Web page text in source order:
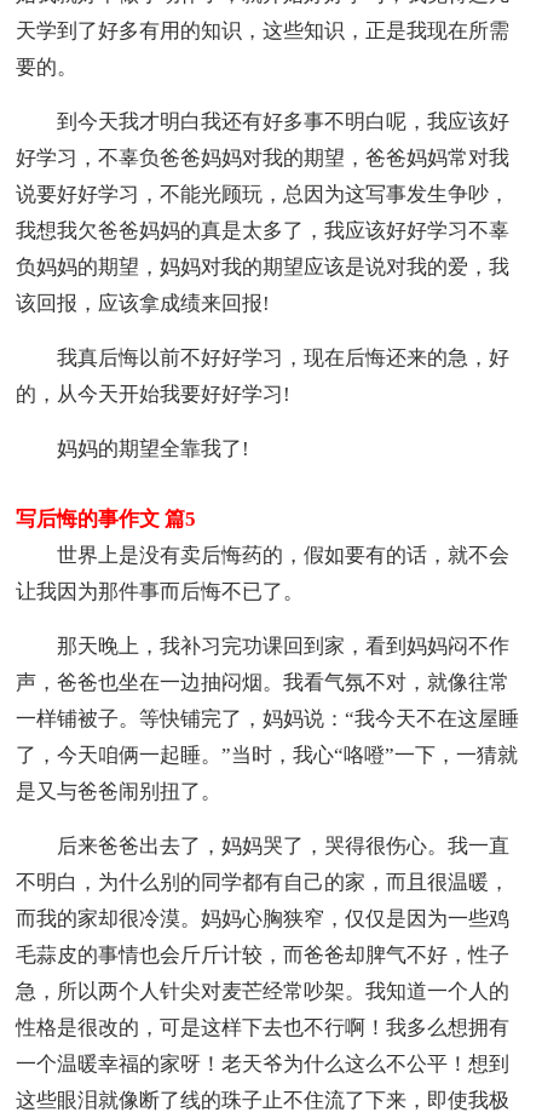
天学到了好多有用的知识，这些知识，正是我现在所需
要的。
到今天我才明白我还有好多事不明白呢，我应该好
好学习，不辜负爸爸妈妈对我的期望，爸爸妈妈常对我
说要好好学习，不能光顾玩，总因为这写事发生争吵，
我想我欠爸爸妈妈的真是太多了，我应该好好学习不辜
负妈妈的期望，妈妈对我的期望应该是说对我的爱，我
该回报，应该拿成绩来回报!
我真后悔以前不好好学习，现在后悔还来的急，好
的，从今天开始我要好好学习!
妈妈的期望全靠我了!
写后悔的事作文 篇5
世界上是没有卖后悔药的，假如要有的话，就不会
让我因为那件事而后悔不已了。
那天晚上，我补习完功课回到家，看到妈妈闷不作
声，爸爸也坐在一边抽闷烟。我看气氛不对，就像往常
一样铺被子。等快铺完了，妈妈说：“我今天不在这屋睡
了，今天咱俩一起睡。”当时，我心“咯噔”一下，一猜就
是又与爸爸闹别扭了。
后来爸爸出去了，妈妈哭了，哭得很伤心。我一直
不明白，为什么别的同学都有自己的家，而且很温暖，
而我的家却很冷漠。妈妈心胸狭窄，仅仅是因为一些鸡
毛蒜皮的事情也会斤斤计较，而爸爸却脾气不好，性子
急，所以两个人针尖对麦芒经常吵架。我知道一个人的
性格是很改的，可是这样下去也不行啊！我多么想拥有
一个温暖幸福的家呀！老天爷为什么这么不公平！想到
这些眼泪就像断了线的珠子止不住流了下来，即使我极